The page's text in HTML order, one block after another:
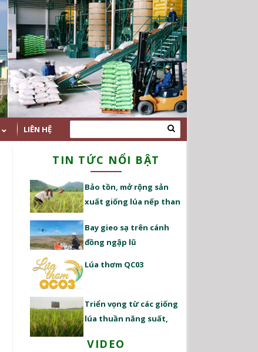
LIÊN HỆ
TIN TỨC NỔI BẬT
Bảo tồn, mở rộng sản
xuất giống lúa nếp than
Bay gieo sạ trên cánh
đồng ngập lũ
Lúa thơm QC03
Triển vọng từ các giống
lúa thuần năng suất,
VIDEO